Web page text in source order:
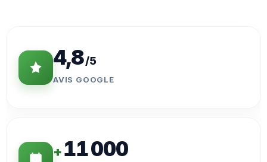
4,8/5
AVIS GOOGLE
+11 000